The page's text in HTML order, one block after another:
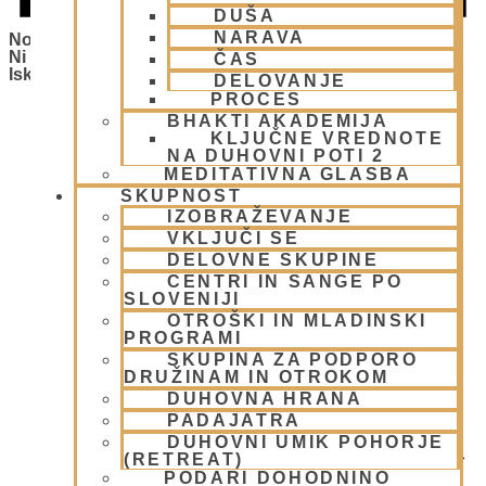
DUŠA
NARAVA
ČAS
DELOVANJE
PROCES
BHAKTI AKADEMIJA
KLJUČNE VREDNOTE
NA DUHOVNI POTI 2
MEDITATIVNA GLASBA
SKUPNOST
IZOBRAŽEVANJE
VKLJUČI SE
DELOVNE SKUPINE
CENTRI IN SANGE PO
SLOVENIJI
OTROŠKI IN MLADINSKI
PROGRAMI
SKUPINA ZA PODPORO
DRUŽINAM IN OTROKOM
DUHOVNA HRANA
PADAJATRA
DUHOVNI UMIK POHORJE
(RETREAT)
PODARI DOHODNINO
Notice
Ni Bilo Najdenih Rezultatov Za Ta Teden. Poizkusite Z
Iskanjem V Drugem Tednu.